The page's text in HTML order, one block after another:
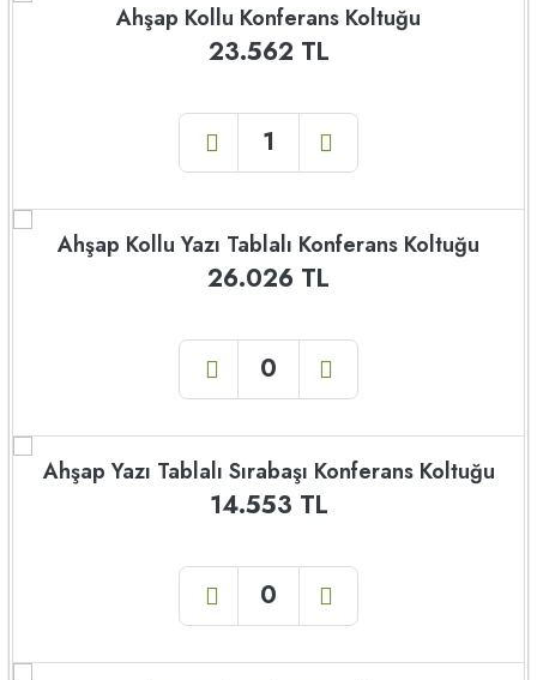
Ahşap Kollu Konferans Koltuğu
23.562 TL
Ahşap Kollu Yazı Tablalı Konferans Koltuğu
26.026 TL
Ahşap Yazı Tablalı Sırabaşı Konferans Koltuğu
14.553 TL